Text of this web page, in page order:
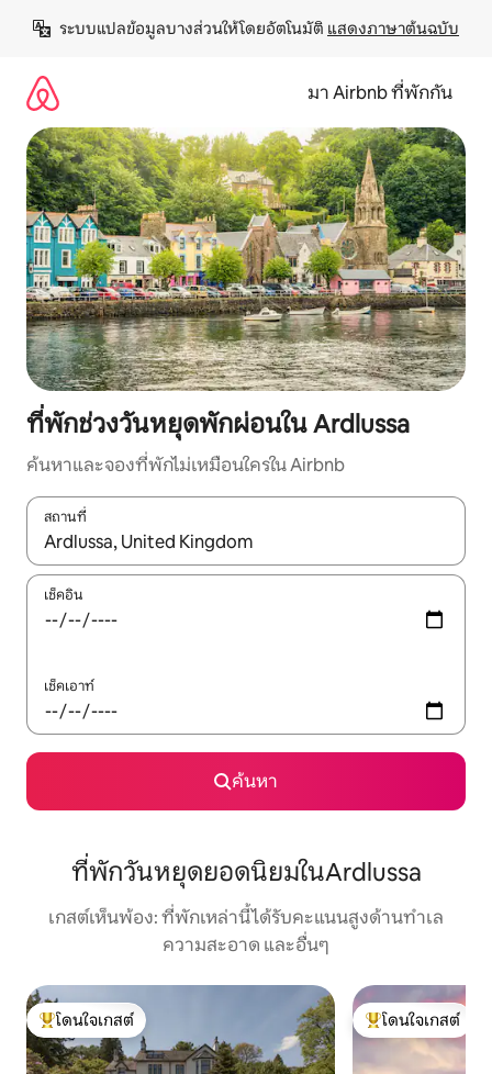
เนื้อหา
ระบบแปลข้อมูลบางส่วนให้โดยอัตโนมัติ แสดงภาษาต้นฉบับ
มา Airbnb ที่พักกัน
ที่พักช่วงวันหยุดพักผ่อนใน Ardlussa
ค้นหาและจองที่พักไม่เหมือนใครใน Airbnb
สถานที่
ใช้ลูกศรขึ้นลง หรือใช้การสัมผัสหรือปัด เพื่อสำรวจผลการค้นหา
เช็คอิน
เช็คเอาท์
ค้นหา
ที่พักวันหยุดยอดนิยมในArdlussa
เกสต์เห็นพ้อง: ที่พักเหล่านี้ได้รับคะแนนสูงด้านทำเล
ความสะอาด และอื่นๆ
โดนใจเกสต์ที่สุด
โดนใจเกสต์
โดนใจเกสต์ที่สุด
โดนใจเกสต์